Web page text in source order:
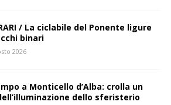
/ La ciclabile del Ponente ligure
binari
2026
a Monticello d’Alba: crolla un
dello sferisterio